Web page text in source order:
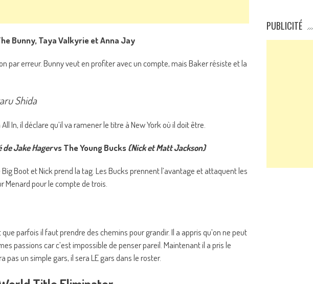
Bunny, Taya Valkyrie et Anna Jay
par erreur. Bunny veut en profiter avec un compte, mais Baker résiste et la
Shida
In, il déclare qu’il va ramener le titre à New York où il doit être.
de Jake Hagervs The Young Bucks(Nick et Matt Jackson)
Boot et Nick prend la tag. Les Bucks prennent l’avantage et attaquent les
Menard pour le compte de trois.
parfois il faut prendre des chemins pour grandir. Il a appris qu’on ne peut
passions car c’est impossible de penser pareil. Maintenant il a pris le
pas un simple gars, il sera LE gars dans le roster.
PUBLICITÉ